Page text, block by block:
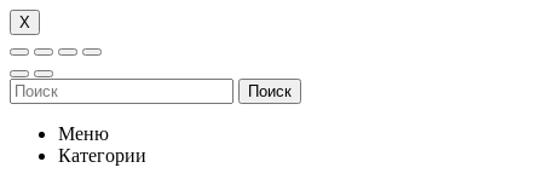
Х
Поиск
Меню
Категории